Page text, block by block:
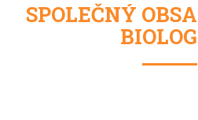
SPOLEČNÝ